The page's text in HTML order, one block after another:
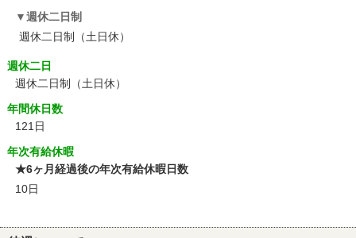
週休二日制
週休二日制（土日休）
週休二日
週休二日制（土日休）
年間休日数
121日
年次有給休暇
★6ヶ月経過後の年次有給休暇日数
10日